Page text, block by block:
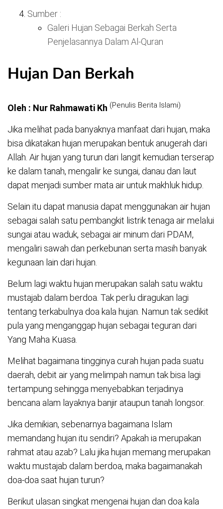
Sumber :
Galeri Hujan Sebagai Berkah Serta
Penjelasannya Dalam Al-Quran
Hujan Dan Berkah
Oleh : Nur Rahmawati Kh (Penulis Berita Islami)
Jika melihat pada banyaknya manfaat dari hujan, maka
bisa dikatakan hujan merupakan bentuk anugerah dari
Allah. Air hujan yang turun dari langit kemudian terserap
ke dalam tanah, mengalir ke sungai, danau dan laut
dapat menjadi sumber mata air untuk makhluk hidup.
Selain itu dapat manusia dapat menggunakan air hujan
sebagai salah satu pembangkit listrik tenaga air melalui
sungai atau waduk, sebagai air minum dari PDAM,
mengaliri sawah dan perkebunan serta masih banyak
kegunaan lain dari hujan.
Belum lagi waktu hujan merupakan salah satu waktu
mustajab dalam berdoa. Tak perlu diragukan lagi
tentang terkabulnya doa kala hujan. Namun tak sedikit
pula yang menganggap hujan sebagai teguran dari
Yang Maha Kuasa.
Melihat bagaimana tingginya curah hujan pada suatu
daerah, debit air yang melimpah namun tak bisa lagi
tertampung sehingga menyebabkan terjadinya
bencana alam layaknya banjir ataupun tanah longsor.
Jika demikian, sebenarnya bagaimana Islam
memandang hujan itu sendiri? Apakah ia merupakan
rahmat atau azab? Lalu jika hujan memang merupakan
waktu mustajab dalam berdoa, maka bagaimanakah
doa-doa saat hujan turun?
Berikut ulasan singkat mengenai hujan dan doa kala